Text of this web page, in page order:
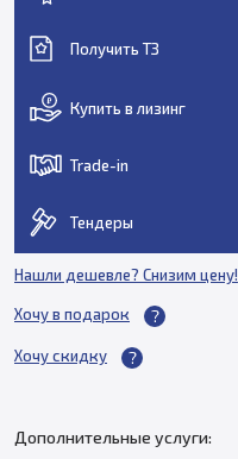
Получить ТЗ
Купить в лизинг
Trade-in
Тендеры
Нашли дешевле? Снизим цену!
Хочу в подарок
Хочу скидку
Дополнительные услуги: